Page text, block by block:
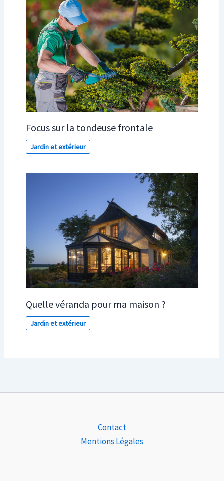
Focus sur la tondeuse frontale
Jardin et extérieur
Quelle véranda pour ma maison ?
Jardin et extérieur
Contact
Mentions Légales